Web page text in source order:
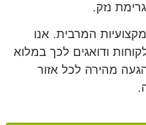
נזק.
המרבית. אנו
ודואגים לכך במלוא
מהירה לכל אזור